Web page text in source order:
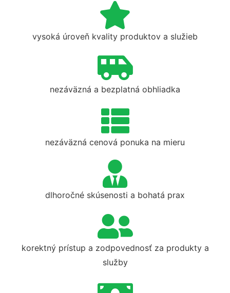
vysoká úroveň kvality produktov a služieb
nezáväzná a bezplatná obhliadka
nezáväzná cenová ponuka na mieru
dlhoročné skúsenosti a bohatá prax
korektný prístup a zodpovednosť za produkty a
služby